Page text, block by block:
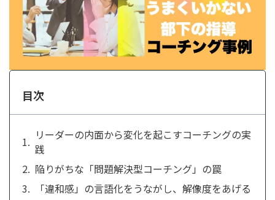
目次
リーダーの内面から変化を起こすコーチングの実
践
陥りがちな「問題解決型コーチング」の罠
「違和感」の言語化をうながし、解像度をあげる